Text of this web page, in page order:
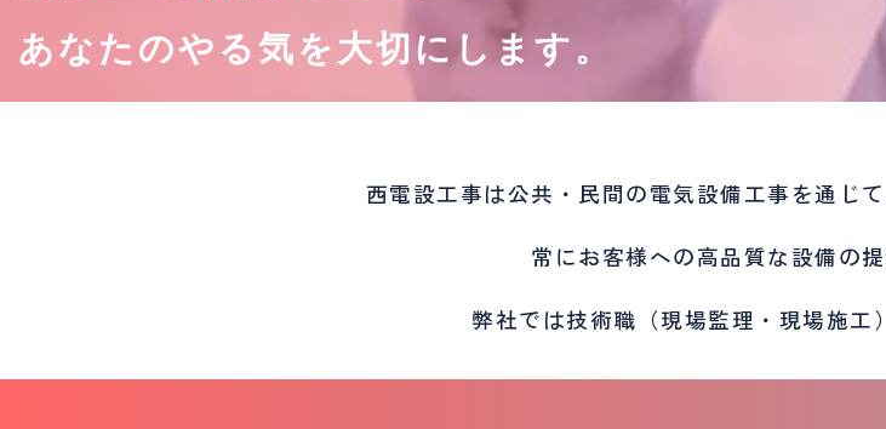
あなたのやる気を大切にします。
西電設工事は公共・民間の電気設備工事を通じて
常にお客様への高品質な 設備の
弊社では技術職 （現場監理・現場施工